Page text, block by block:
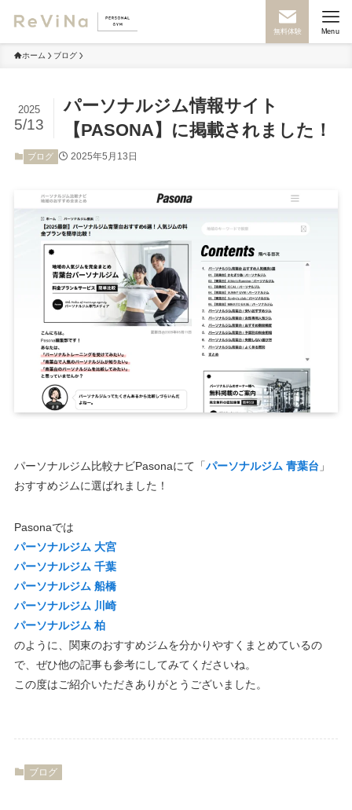
無料体験 Menu
ホーム ブログ
パーソナルジム情報サイト
【PASONA】に掲載されました！
2025
5/13
ブログ 2025年5月13日
パーソナルジム比較ナビPasonaにて「パーソナルジム 青葉台 」
おすすめジムに選ばれました！
Pasonaでは
パーソナルジム 大宮
パーソナルジム 千葉
パーソナルジム 船橋
パーソナルジム 川崎
パーソナルジム 柏
のように、関東のおすすめジムを分かりやすくまとめているの
で、ぜひ他の記事も参考にしてみてくださいね。
この度はご紹介いただきありがとうございました。
ブログ